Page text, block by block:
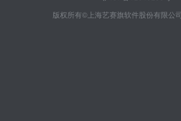
版权所有©上海艺赛旗软件股份有限公